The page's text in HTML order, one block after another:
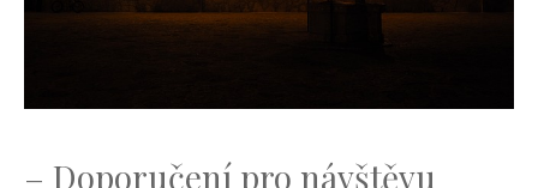
– Doporučení​ pro návštěvu